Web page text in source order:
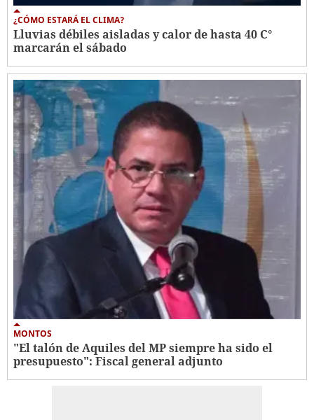
¿CÓMO ESTARÁ EL CLIMA?
Lluvias débiles aisladas y calor de hasta 40 C°
marcarán el sábado
MONTOS
"El talón de Aquiles del MP siempre ha sido el
presupuesto": Fiscal general adjunto